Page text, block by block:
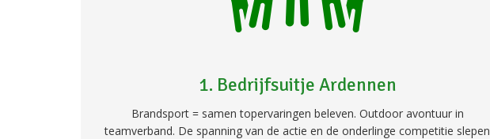
1. Bedrijfsuitje Ardennen
Brandsport = samen topervaringen beleven. Outdoor avontuur in
teamverband. De spanning van de actie en de onderlinge competitie slepen